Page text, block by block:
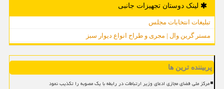
لینک دوستان تجهیزات جانبی
تبلیغات انتخابات مجلس
مستر گرین وال | مجری و طراح انواع دیوار سبز
پربیننده ترین ها
مرکز ملی فضای مجازی ادعای وزیر ارتباطات در رابطه با یک مصوبه را تکذیب نمود